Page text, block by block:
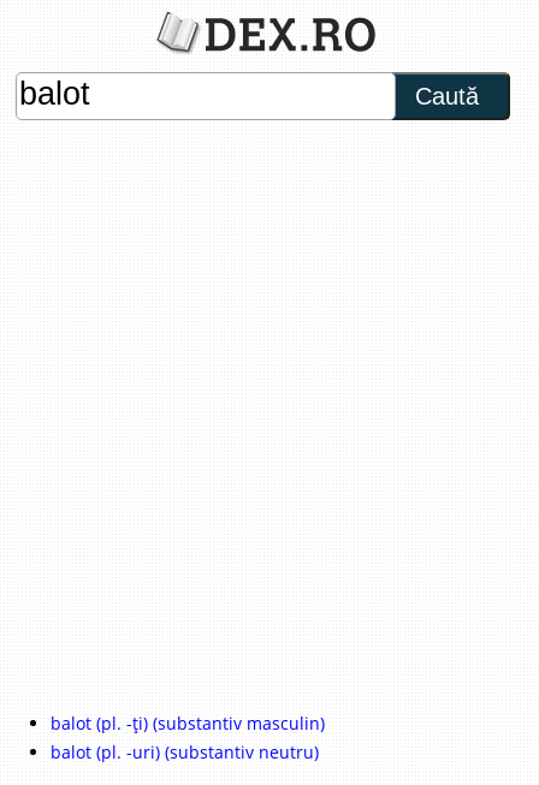
Caută
balot (pl. -ți) (substantiv masculin)
balot (pl. -uri) (substantiv neutru)